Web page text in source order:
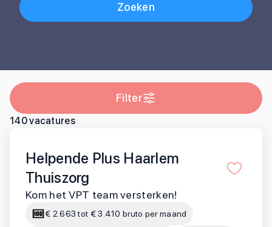
Zoeken
Filter
140vacatures
Helpende Plus Haarlem
Thuiszorg
Kom het VPT team versterken!
€ 2.663 tot € 3.410 bruto per maand